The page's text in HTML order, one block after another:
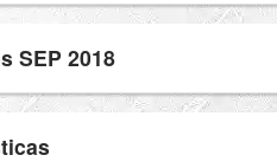
SEP 2018